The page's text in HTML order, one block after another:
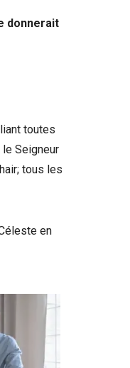
donnerait
toutes
Seigneur
tous les
en